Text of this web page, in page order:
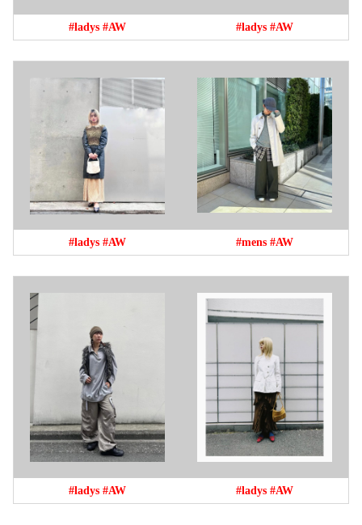
#ladys #AW #ladys #AW
#ladys #AW #mens #AW
#ladys #AW #ladys #AW